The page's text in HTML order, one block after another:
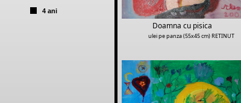
4 ani
Doamna cu pisica
ulei pe panza (55x45 cm) RETINUT